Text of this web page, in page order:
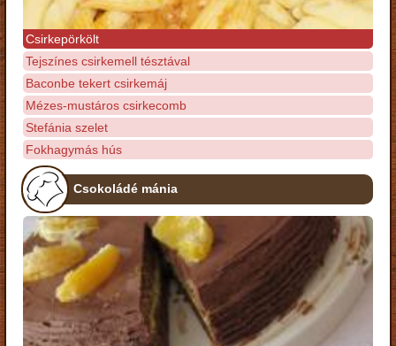
Csirkepörkölt
Tejszínes csirkemell tésztával
Baconbe tekert csirkemáj
Mézes-mustáros csirkecomb
Stefánia szelet
Fokhagymás hús
Csokoládé mánia